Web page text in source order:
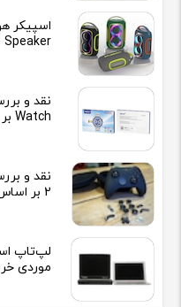
Speaker - نقد و بررسی
Watch بر اساس نظرات واقعی کاربران
نقد و
2 بر اساس نظرات کاربران واقعی
موردی